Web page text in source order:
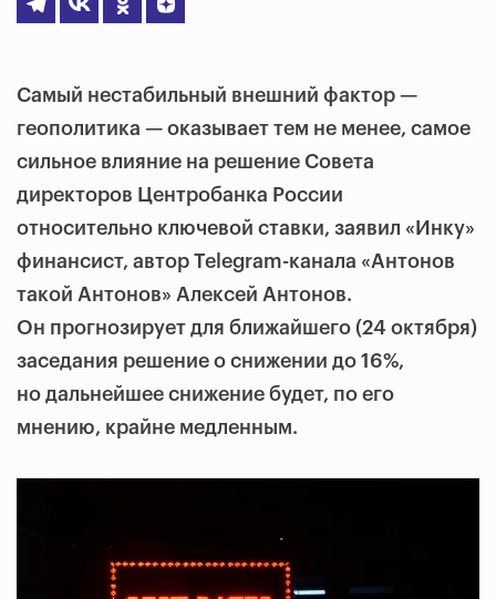
Самый нестабильный внешний фактор —
геополитика — оказывает тем не менее, самое
сильное влияние на решение Совета
директоров Центробанка России
относительно ключевой ставки, заявил «Инку»
финансист, автор Telegram-канала «Антонов
такой Антонов» Алексей Антонов.
Он прогнозирует для ближайшего (24 октября)
заседания решение о снижении до 16%,
но дальнейшее снижение будет, по его
мнению, крайне медленным.